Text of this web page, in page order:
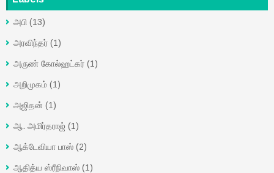
அபி (13)
அரவிந்தர் (1)
அருண் கோல்ஹட்கர் (1)
அறிமுகம் (1)
அஜிதன் (1)
ஆ. அமிர்தராஜ் (1)
ஆக்டேவியா பாஸ் (2)
ஆதித்ய ஸ்ரீநிவாஸ் (1)